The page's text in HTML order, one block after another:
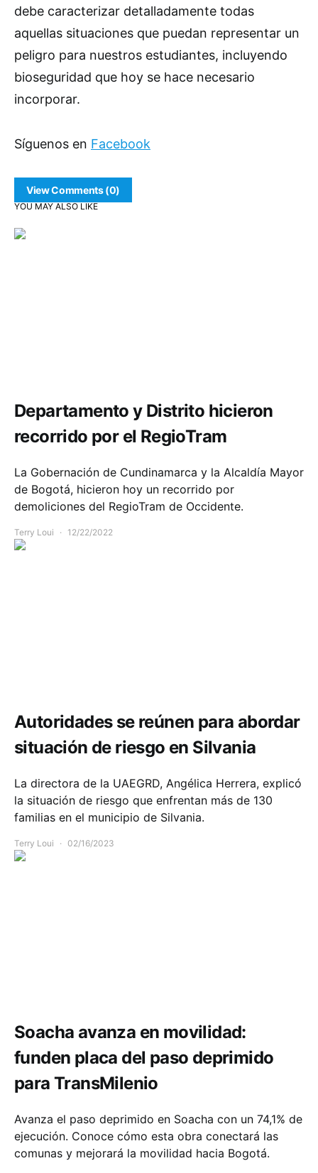
debe caracterizar detalladamente todas
aquellas situaciones que puedan representar un
peligro para nuestros estudiantes, incluyendo
bioseguridad que hoy se hace necesario
incorporar.
Síguenos en Facebook
View Comments (0)
YOU MAY ALSO LIKE
Departamento y Distrito hicieron
recorrido por el RegioTram
La Gobernación de Cundinamarca y la Alcaldía Mayor
de Bogotá, hicieron hoy un recorrido por
demoliciones del RegioTram de Occidente.
Terry Loui 12/22/2022
Autoridades se reúnen para abordar
situación de riesgo en Silvania
La directora de la UAEGRD, Angélica Herrera, explicó
la situación de riesgo que enfrentan más de 130
familias en el municipio de Silvania.
Terry Loui 02/16/2023
Soacha avanza en movilidad:
funden placa del paso deprimido
para TransMilenio
Avanza el paso deprimido en Soacha con un 74,1% de
ejecución. Conoce cómo esta obra conectará las
comunas y mejorará la movilidad hacia Bogotá.